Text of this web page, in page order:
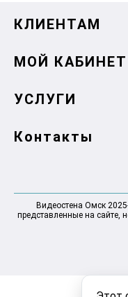
КЛИЕНТАМ
МОЙ КАБИНЕТ
УСЛУГИ
Контакты
Видеостена Омск
представленные на сайте,